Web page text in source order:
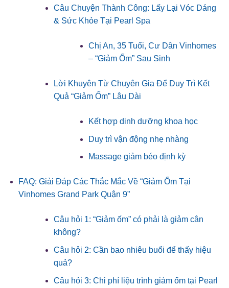
Câu Chuyện Thành Công: Lấy Lại Vóc Dáng
& Sức Khỏe Tại Pearl Spa
Chị An, 35 Tuổi, Cư Dân Vinhomes
– “Giảm Ốm” Sau Sinh
Lời Khuyên Từ Chuyên Gia Để Duy Trì Kết
Quả “Giảm Ốm” Lâu Dài
Kết hợp dinh dưỡng khoa học
Duy trì vận động nhẹ nhàng
Massage giảm béo định kỳ
FAQ: Giải Đáp Các Thắc Mắc Về “Giảm Ốm Tại
Vinhomes Grand Park Quận 9”
Câu hỏi 1: “Giảm ốm” có phải là giảm cân
không?
Câu hỏi 2: Cần bao nhiêu buổi để thấy hiệu
quả?
Câu hỏi 3: Chi phí liệu trình giảm ốm tại Pearl